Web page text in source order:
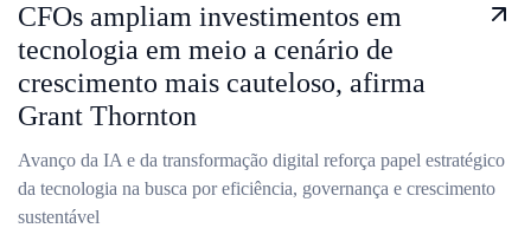
CFOs ampliam investimentos em
tecnologia em meio a cenário de
crescimento mais cauteloso, afirma
Grant Thornton
Avanço da IA e da transformação digital reforça papel estratégico
da tecnologia na busca por eficiência, governança e crescimento
sustentável